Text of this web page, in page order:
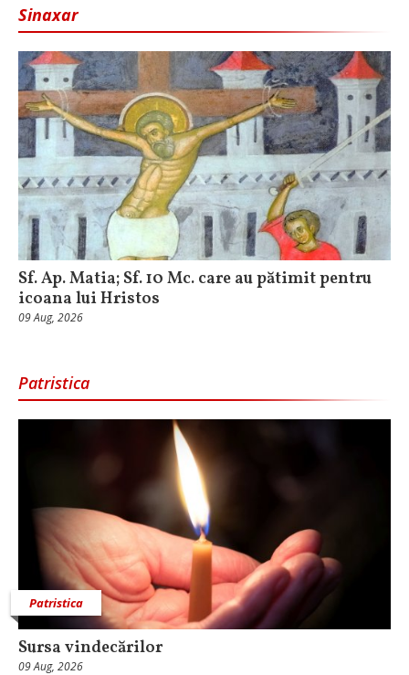
Sinaxar
Sf. Ap. Matia; Sf. 10 Mc. care au pătimit pentru
icoana lui Hristos
09 Aug, 2026
Patristica
Patristica
Sursa vindecărilor
09 Aug, 2026